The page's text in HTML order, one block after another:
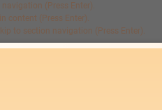
(Press Enter).
content (Press Enter).
to section navigation (Press Enter).